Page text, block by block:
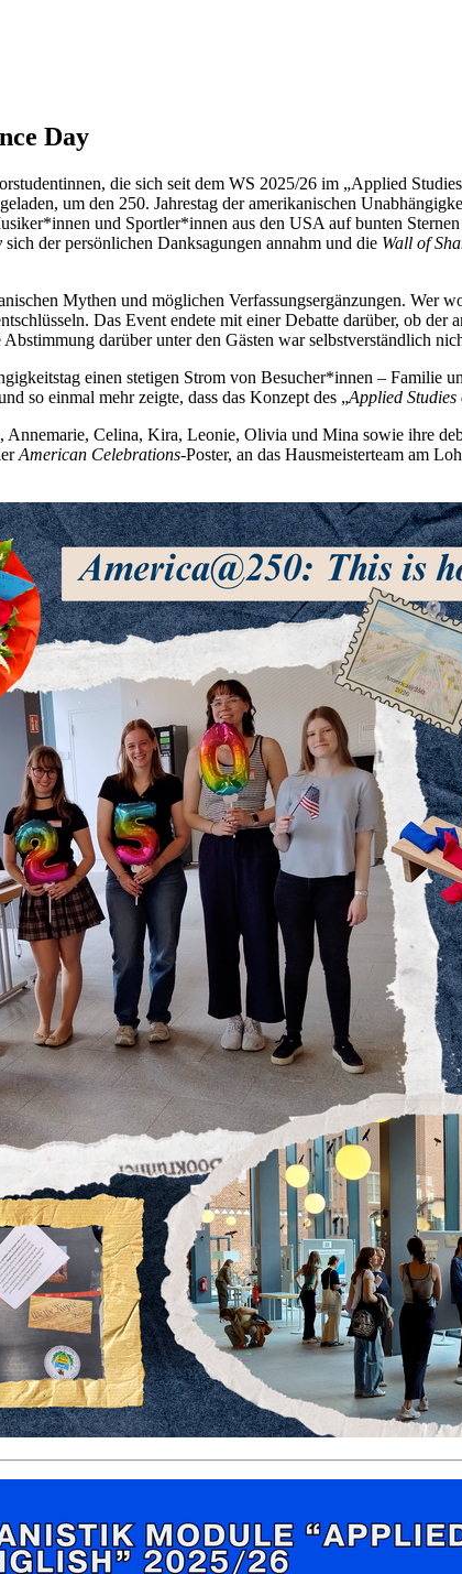
Day
die sich seit dem WS 2025/26 im „Applied
um den 250. Jahrestag der amerikanischen
und Sportler*innen aus den USA auf bunten
sich der persönlichen Danksagungen annahm und die Wall of
Mythen und möglichen Verfassungsergänzungen. Wer
Das Event endete mit einer Debatte darüber, ob der
darüber unter den Gästen war selbstverständlich
einen stetigen Strom von Besucher*innen – Familie
so einmal mehr zeigte, dass das Konzept des „Applied
Celina, Kira, Leonie, Olivia und Mina sowie ihre
American Celebrations-Poster, an das Hausmeisterteam am